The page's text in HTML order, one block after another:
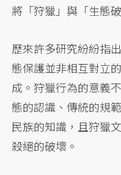
將「狩獵」與「生態
歷來許多研究紛紛指
態保護並非相互對立
成。狩獵行為的意義
態的認識、傳統的規
民族的知識，且狩獵
殺絕的破壞。